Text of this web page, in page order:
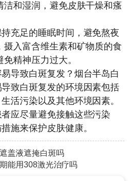
洁和湿润，避免皮肤干燥和瘙
足的睡眠时间，避免熬夜
摄入富含维生素和矿物质的食
精神压力过大。
导致白斑复发？ 烟台半岛白
致白斑复发的环境因素包括
活污染以及其他环境因素。
应尽量避免接触这些污染
施来保护皮肤健康。
盖液遮掩白斑吗
能用308激光治疗吗